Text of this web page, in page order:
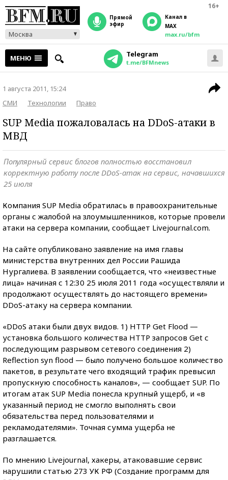
16+
Москва
прямой
эфир
Канал в
MAX
max.ru/bfm
МЕНЮ Telegram
t.me/BFMnews
1 августа 2011, 15:24
СМИ
Технологии Право
SUP Media пожаловалась на DDoS-атаки в
МВД
Популярный сервис блогов полностью восстановил
корректную работу после DDoS-атак на сервис, начавшихся
25 июля
Компания SUP Media обратилась в правоохранительные
органы с жалобой на злоумышленников, которые провели
атаки на сервера компании, сообщает Livejournal.com.
На сайте опубликовано заявление на имя главы
министерства внутренних дел России Рашида
Нургалиева. В заявлении сообщается, что «неизвестные
лица» начиная с 12:30 25 июля 2011 года «осуществляли и
продолжают осуществлять до настоящего времени»
DDoS-атаку на сервера компании.
«DDoS атаки были двух видов. 1) HTTP Get Flood —
установка большого количества HTTP запросов Get с
последующим разрывом сетевого соединения 2)
Reflection syn flood — было получено большое количество
пакетов, в результате чего входящий трафик превысил
пропускную способность каналов», — сообщает SUP. По
итогам атак SUP Media понесла крупный ущерб, и «в
указанный период не смогло выполнять свои
обязательства перед пользователями и
рекламодателями». Точная сумма ущерба не
разглашается.
По мнению Livejournal, хакеры, атаковавшие сервис
нарушили статью 273 УК РФ (Создание программ для